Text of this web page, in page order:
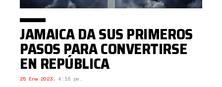
JAMAICA DA SUS PRIMEROS
PASOS PARA CONVERTIRSE
EN REPÚBLICA
25 Ene 2023, 4:16 pm.